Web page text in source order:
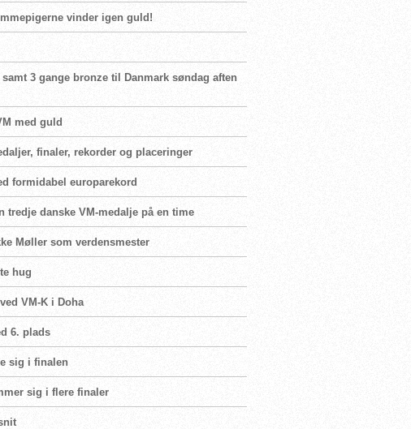
vinder igen guld!
3 gange bronze til Danmark søndag aften
med guld
finaler, rekorder og placeringer
formidabel europarekord
tredje danske VM-medalje på en time
Møller som verdensmester
hug
VM-K i Doha
6. plads
sig i finalen
sig i flere finaler